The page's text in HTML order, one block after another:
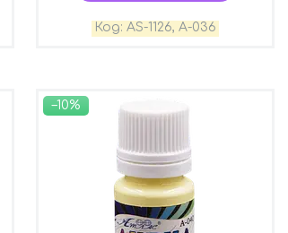
AS-1126, А-036
–10%